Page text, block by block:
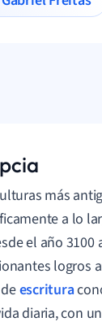
más
a lo
el año 3100
logros
escritura
diaria, con